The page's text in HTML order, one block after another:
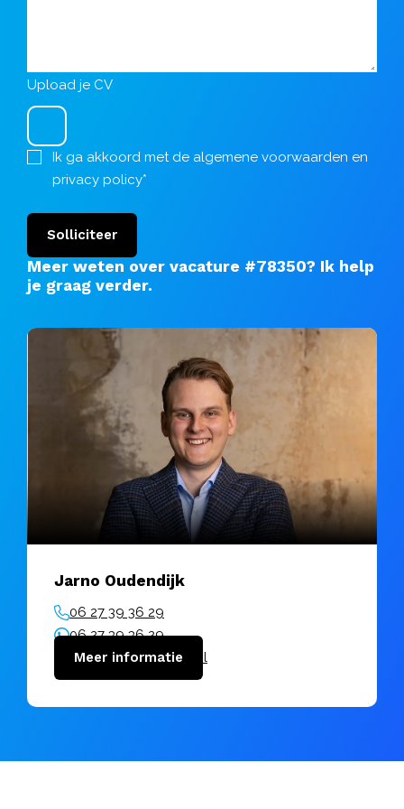
Upload je CV
Ik ga akkoord met de algemene voorwaarden en
privacy policy*
Solliciteer
Meer weten over vacature #78350? Ik help
je graag verder.
Jarno Oudendijk
06 27 39 36 29
06 27 39 36 29
jarno@vanuitkracht.nl
Meer informatie